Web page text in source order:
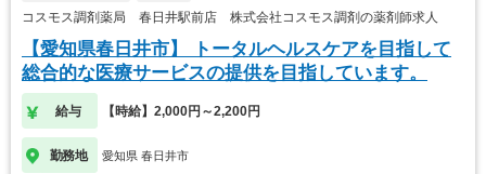
コスモス調剤薬局 春日井駅前店 株式会社コスモス調剤の薬剤師求人
【愛知県春日井市】 トータルヘルスケアを目指して
総合的な医療サービスの提供を目指しています。
給与 【時給】2,000円～2,200円
勤務地 愛知県 春日井市